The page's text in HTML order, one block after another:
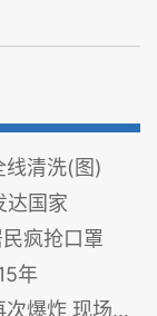
线清洗(图)
达国家
疯抢口罩
年
黑夜照成白昼